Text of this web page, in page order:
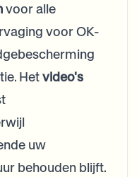
voor alle
voor OK-
Hetvideo's
uw
behouden blijft.